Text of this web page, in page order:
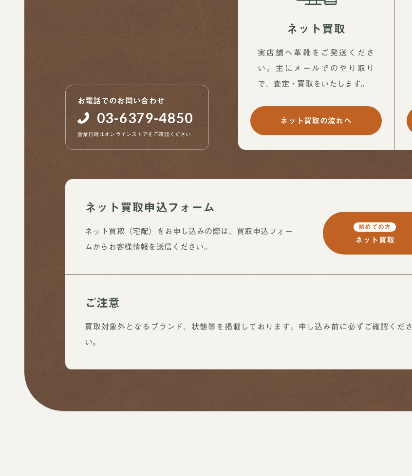
お電話でのお問い合わせ
03-6379-4850
営業日時はオンラインストア をご確認ください
ネット買取
実店舗へ革靴をご発送くださ
い。主にメールでのやり取り
で、査定・買取をいたします。
ネット買取の流れへ
ネット買取申込フォーム
ネット買取（宅配）をお申し込みの際は、買取申込フォー
ムからお客様情報を送信ください。
初めての方
ネット買取
ご注意
買取対象外となるブランド、状態等を掲載しております。申し込み前に必ずご確認くださ
い。